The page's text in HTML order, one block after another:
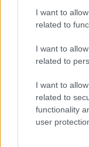
I want to
related to
I want to
related to
I want to
related to
functionality
user